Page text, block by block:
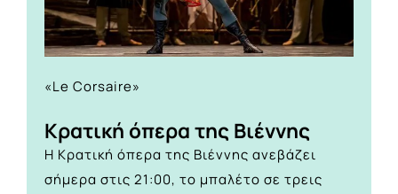
«Le Corsaire»
Κρατική όπερα της Βιέννης
Η Κρατική όπερα της Βιέννης ανεβάζει
σήμερα στις 21:00, το μπαλέτο σε τρεις